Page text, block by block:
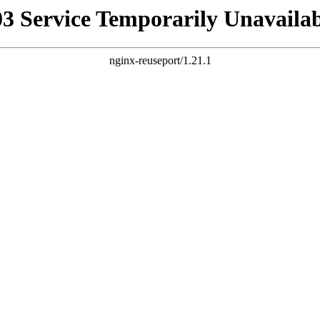
Service Temporarily
nginx-reuseport/1.21.1